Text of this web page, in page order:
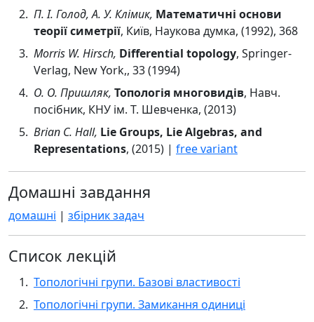
П. І. Голод, А. У. Клімик, Математичні основи
теорії симетрії, Київ, Наукова думка, (1992), 368
Morris W. Hirsch, Differential topology, Springer-
Verlag, New York,, 33 (1994)
О. О. Пришляк, Топологія многовидів, Навч.
посібник, КНУ ім. Т. Шевченка, (2013)
Brian C. Hall, Lie Groups, Lie Algebras, and
Representations, (2015) | free variant
Домашні завдання
домашні | збірник задач
Список лекцій
Топологічні групи. Базові властивості
Топологічні групи. Замикання одиниці